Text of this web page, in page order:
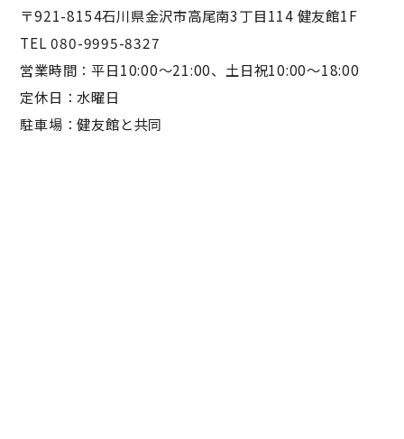
〒921-8154石川県金沢市高尾南3丁目114 健友館1F
TEL 080-9995-8327
営業時間：平日10:00〜21:00、土日祝10:00〜18:00
定休日：水曜日
駐車場：健友館と共同